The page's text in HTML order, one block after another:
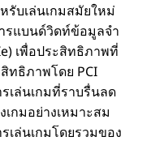
บเล่นเกมสมัยใหม่
รแบนด์วิดท์ข้อมูลจํา
เพื่อประสิทธิภาพที่
ทธิภาพโดย PCI
เล่นเกมที่ราบรื่นลด
กมอย่างเหมาะสม
ล่นเกมโดยรวมของ